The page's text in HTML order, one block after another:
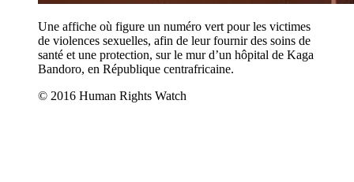
Une affiche où figure un numéro vert pour les victimes
de violences sexuelles, afin de leur fournir des soins de
santé et une protection, sur le mur d’un hôpital de Kaga
Bandoro, en République centrafricaine.
© 2016 Human Rights Watch